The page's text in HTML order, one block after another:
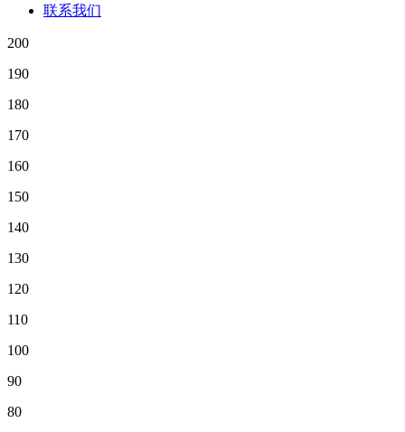
联系我们
200
190
180
170
160
150
140
130
120
110
100
90
80